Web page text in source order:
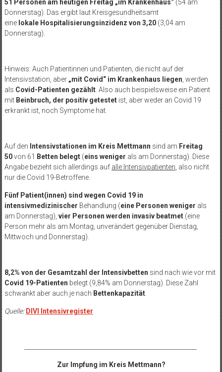
51 Personen am heutigen Freitag „im Krankenhaus“ (54 am
Donnerstag). Das ergibt laut Kreisgesundheitsamt
eine lokale Hospitalisierungsinzidenz von 3,20 (3,04 am
Donnerstag).
Hinweis: Auch Patientinnen und Patienten, die nicht auf der
Intensivstation, aber „mit Covid“ im Krankenhaus liegen , werden
als Covid-Patienten gezählt. Also auch beispielsweise ein Patient
mit Beinbruch, der positiv getestetist, aber weder an Covid 19
erkrankt ist, noch Symptome hat.
Auf den Intensivstationen im Kreis Mettmann sind am Freitag
50von 61 Betten belegt(eins weniger als am Donnerstag). Diese
Angabe bezieht sich allerdings auf alle Intensivpatienten , also nicht
nur die Covid 19-Betroffene.
Fünf Patient(innen) sind wegen Covid 19 in
intensivmedizinischer Behandlung (eine Personen weniger als
am Donnerstag), vier Personen werden invasiv beatmet (eine
Person mehr als am Montag, unverändert gegenüber Dienstag,
Mittwoch und Donnerstag).
8,2% von der Gesamtzahl der Intensivbetten sind nach wie vor mit
Covid 19-Patienten belegt (9,84% am Donnerstag). Diese Zahl
schwankt aber auch je nach Bettenkapazität.
Quelle: DIVI Intensivregister
Zur Impfung im Kreis Mettmann?